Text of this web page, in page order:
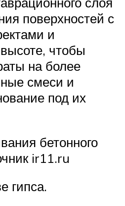
поверхностей с
и
чтобы
на более
смеси и
под их
бетонного
ir11.ru
гипса.